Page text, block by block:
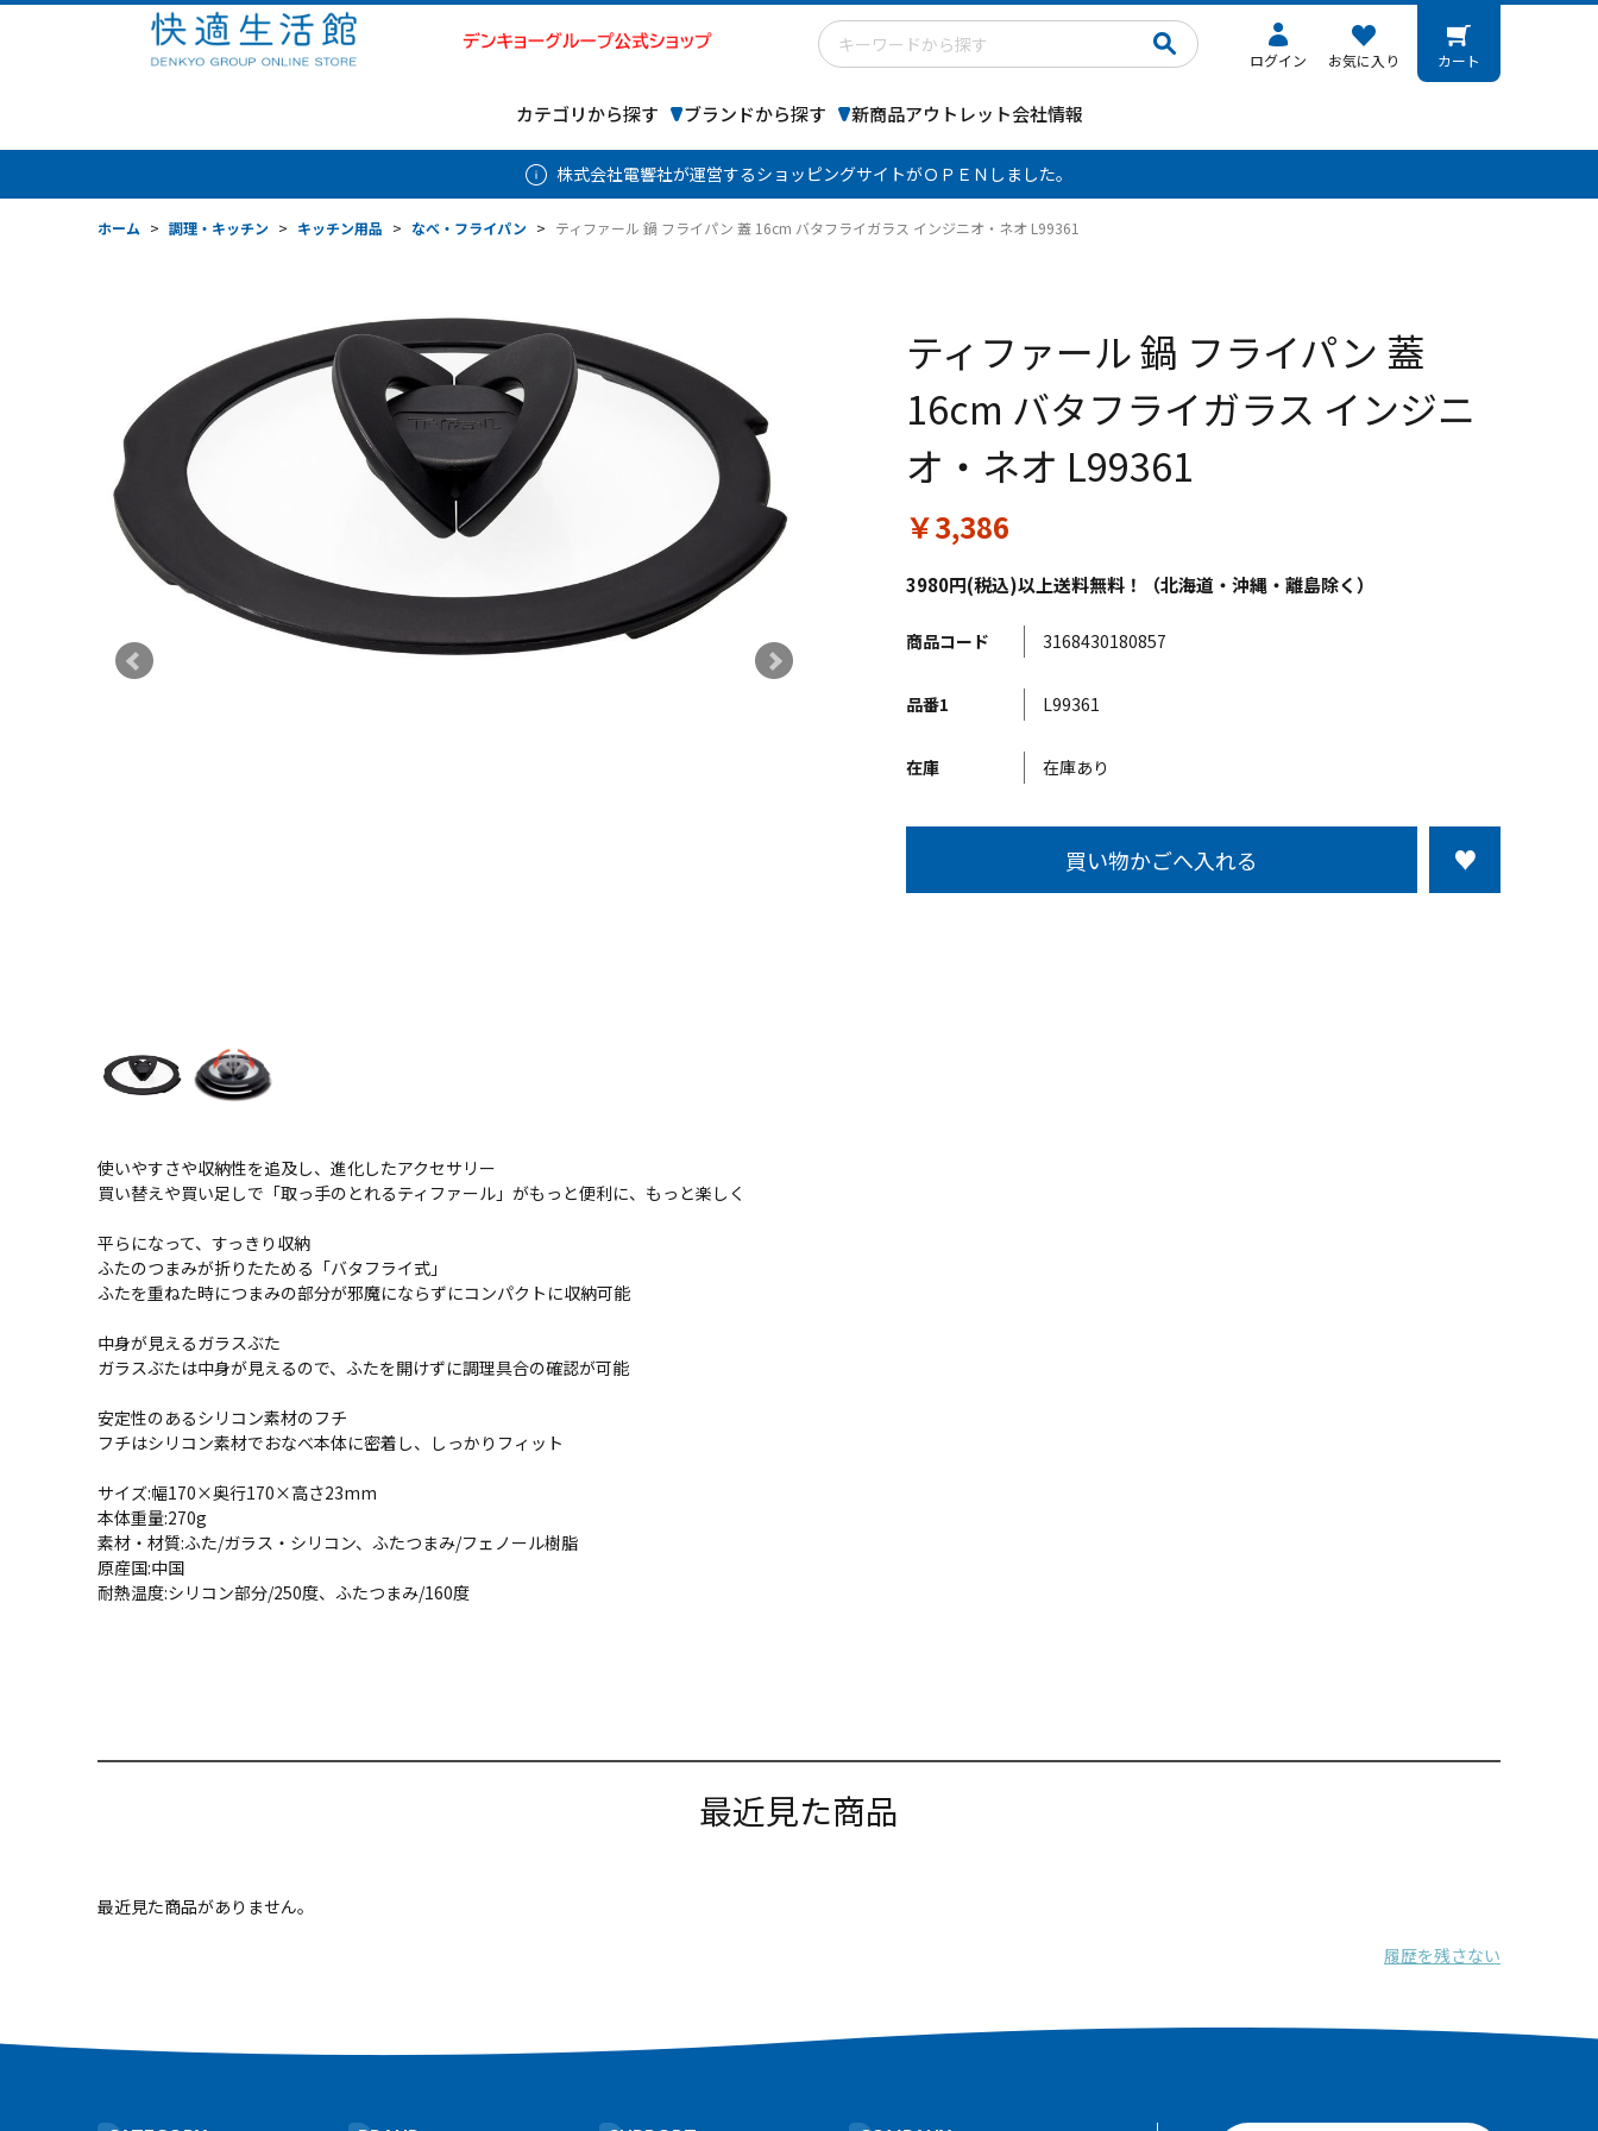
ログイン お気に入り カート
カテゴリから探す ブランドから探す 新商品アウトレット会社情報
株式会社電響社が運営するショッピングサイトがＯＰＥＮしました。
ホーム > 調理・キッチン > キッチン用品 > なべ・フライパン > ティファール 鍋 フライパン 蓋 16cm バタフライガラス インジニオ・ネオ L99361
使いやすさや収納性を追及し、進化したアクセサリー
買い替えや買い足しで「取っ手のとれるティファール」がもっと便利に、もっと楽しく
平らになって、すっきり収納
ふたのつまみが折りたためる「バタフライ式」
ふたを重ねた時につまみの部分が邪魔にならずにコンパクトに収納可能
中身が見えるガラスぶた
ガラスぶたは中身が見えるので、ふたを開けずに調理具合の確認が可能
安定性のあるシリコン素材のフチ
フチはシリコン素材でおなべ本体に密着し、しっかりフィット
サイズ:幅170×奥行170×高さ23mm
本体重量:270g
素材・材質:ふた/ガラス・シリコン、ふたつまみ/フェノール樹脂
原産国:中国
耐熱温度:シリコン部分/250度、ふたつまみ/160度
3980円(税込)以上送料無料！（北海道・沖縄・離島除く）
ティファール 鍋 フライパン 蓋
16cm バタフライガラス インジニ
オ・ネオ L99361
￥3,386
商品コード 3168430180857
品番1 L99361
在庫 在庫あり
買い物かごへ入れる
最近見た商品
最近見た商品がありません。
履歴を残さない